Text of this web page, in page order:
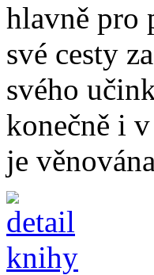
hlavně pro
své cesty
svého
konečně i
je